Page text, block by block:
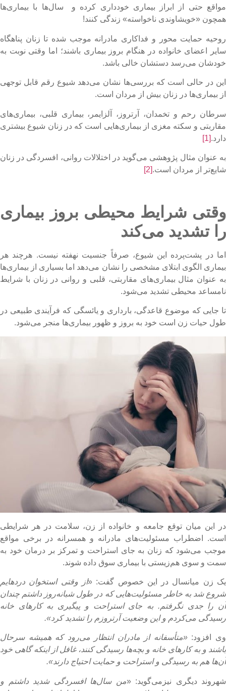
حتی از ابراز بیماری خودداری کرده و سال‌ها با بیماری‌ها
«خویشاوندی ناخواسته» زندگی کنند!
حمایت محور و فداکاری مادرانه موجب شده تا زنان پناهگاه
اعضای خانواده در هنگام بروز بیماری باشند؛ اما وقتی نوبت به
می‌رسد دستشان خالی باشد.
در حالی است که بررسی‌ها نشان می‌دهد شیوع رقم قابل توجهی
بیماری‌ها در زنان بیش از مردان است.
رحم و تخمدان، آرتروز، آلزایمر، بیماری قلبی، بیماری‌های
و سکته مغزی از بیماری‌هایی است که در زنان شیوع بیشتری
[1]
عنوان مثال پژوهشی می‌گوید در اختلالات روانی، افسردگی در زنان
از مردان است.[2]
شرایط محیطی بروز بیماری
تشدید می‌کند
در پشت‌پرده این شیوع، صرفاً جنسیت نهفته نیست. هرچند هر
الگوی ابتلای مشخصی را نشان می‌دهد اما بسیاری از بیماری‌ها
عنوان مثال بیماری‌های مقاربتی، قلبی و روانی در زنان با شرایط
محیطی تشدید می‌شود.
جایی که موضوع قاعدگی، بارداری و یائسگی که فرآیندی طبیعی در
حیات زن است خود به بروز و ظهور بیماری‌ها منجر می‌شود.
این میان توقع جامعه و خانواده از زن، سلامت در هر شرایطی
اضطراب مسئولیت‌های مادرانه و همسرانه در برخی مواقع
می‌شود که زنان به جای استراحت و تمرکز بر درمان خود به
و سوی هم‌زیستی با بیماری سوق داده شوند.
زن میانسال در این خصوص گفت: «از وقتی استخوان دردهایم
شد به خاطر مسئولیت‌هایی که در طول شبانه‌روز داشتم چندان
را جدی نگرفتم. به جای استراحت و پیگیری به کارهای خانه
می‌کردم و این وضعیت آرتروزم را تشدید کرد».
افزود: «متأسفانه از مادران انتظار می‌رود که همیشه سرحال
و به کارهای خانه و بچه‌ها رسیدگی کنند، غافل از اینکه گاهی خود
هم به رسیدگی و استراحت و حمایت احتیاج دارند».
دیگری نیزمی‌گوید: «من سال‌ها افسردگی شدید داشتم و